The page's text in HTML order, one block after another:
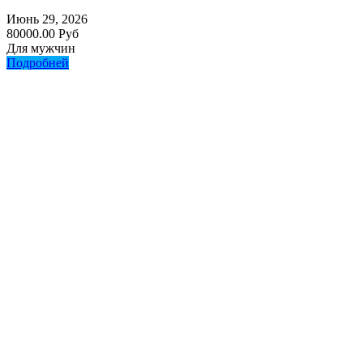
Июнь 29, 2026
80000.00 Руб
Для мужчин
Подробней